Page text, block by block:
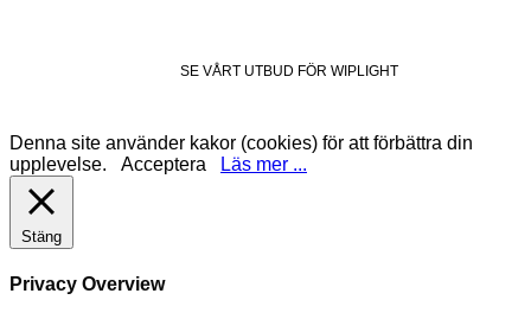
SE VÅRT UTBUD FÖR WIPLIGHT
Denna site använder kakor (cookies) för att förbättra din
upplevelse. Acceptera Läs mer ...
Stäng
Privacy Overview